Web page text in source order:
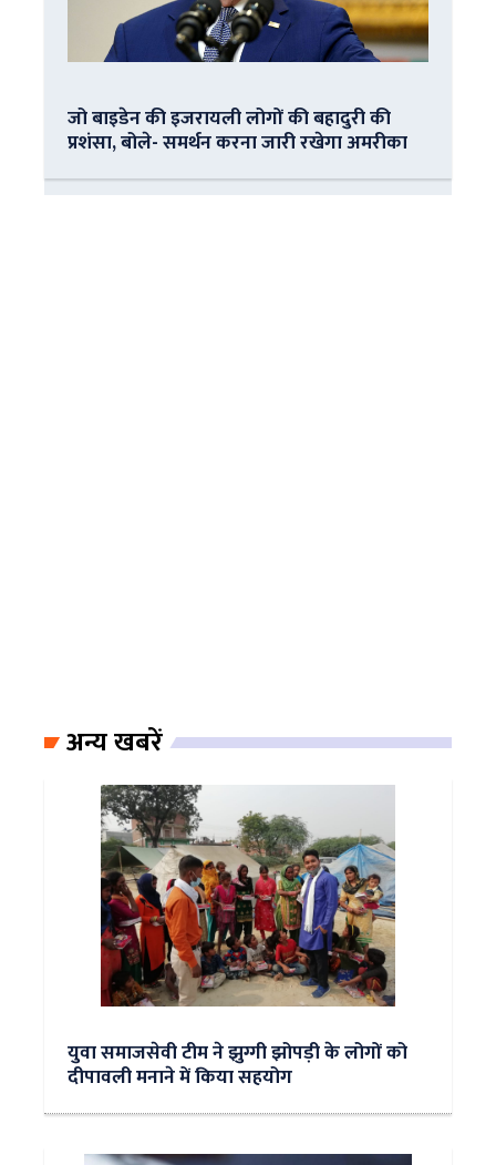
जो बाइडेन की इजरायली लोगों की बहादुरी की
प्रशंसा, बोले- समर्थन करना जारी रखेगा अमरीका
अन्य खबरें
युवा समाजसेवी टीम ने झुग्गी झोपड़ी के लोगों को
दीपावली मनाने में किया सहयोग